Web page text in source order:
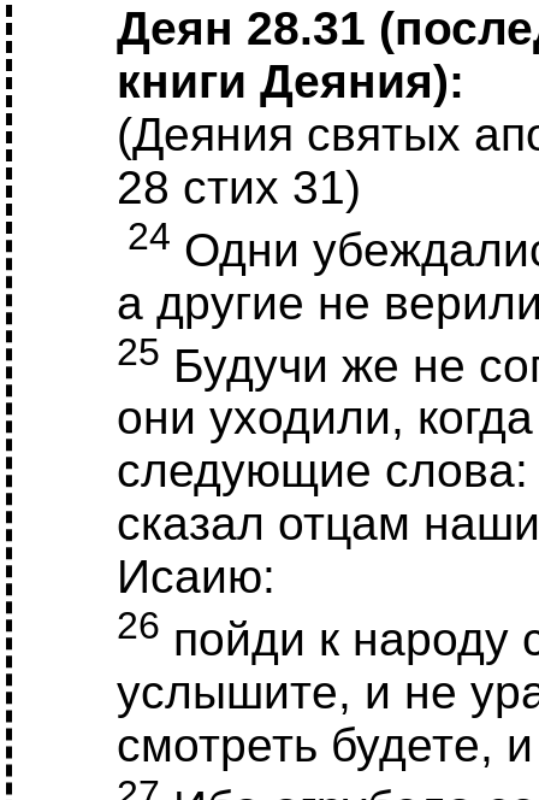
Деян 28.31
книги Деяния):
(Деяния святых
28 стих 31)
24 Одни
а другие не
25 Будучи же не
они уходили,
следующие
сказал отцам
Исаию:
26 пойди к народу
услышите, и не
смотреть будете,